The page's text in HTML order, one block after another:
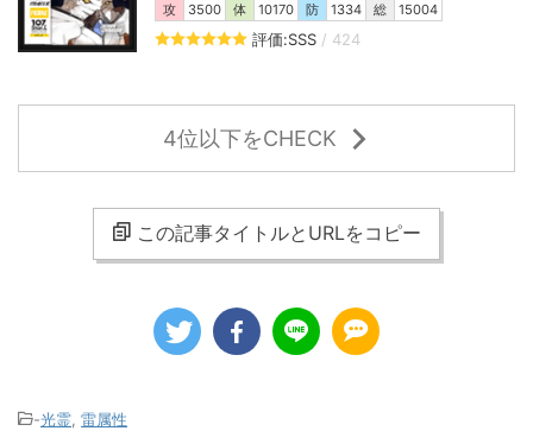
攻 3500 体 10170 防 1334 総 15004
評価:SSS / 424
4位以下をCHECK
この記事タイトルとURLをコピー
-光霊 雷属性